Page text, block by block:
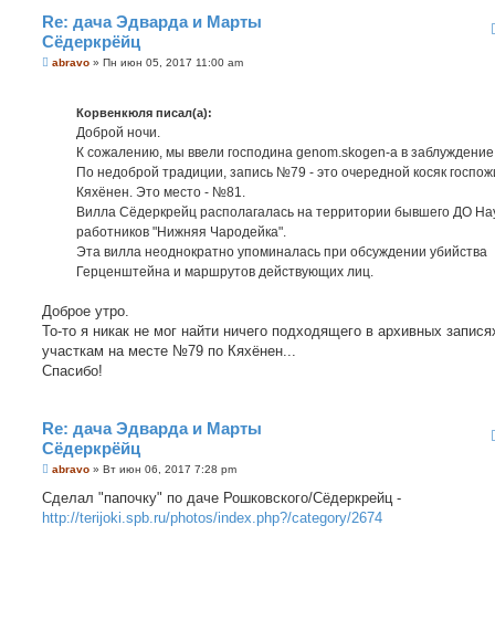
Re: дача Эдварда и Марты
Сёдеркрёйц
Сabravo » Пн июн 05, 2017 11:00 am
Корвенкюля писал(а):
Доброй ночи.
К сожалению, мы ввели господина genom.skogen-а в
По недоброй традиции, запись №79 - это очередной косяк
Кяхёнен. Это место - №81.
Вилла Сёдеркрейц располагалась на территории бывшего ДО
работников "Нижняя Чародейка".
Эта вилла неоднократно упоминалась при обсуждении убийства
Герценштейна и маршрутов действующих лиц.
Доброе утро.
То-то я никак не мог найти ничего подходящего в архивных
участкам на месте №79 по Кяхёнен...
Спасибо!
Re: дача Эдварда и Марты
Сёдеркрёйц
С
о
б
щ
abravo » Вт июн 06, 2017 7:28 pm
Сделал "папочку" по даче Рошковского/Сёдеркрейц -
http://terijoki.spb.ru/photos/index.php?/category/2674